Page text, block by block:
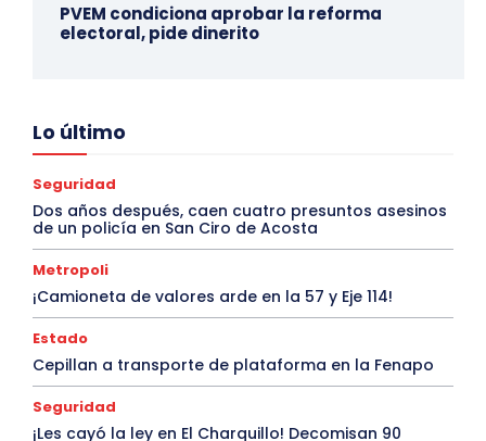
PVEM condiciona aprobar la reforma
electoral, pide dinerito
Lo último
Seguridad
Dos años después, caen cuatro presuntos asesinos
de un policía en San Ciro de Acosta
Metropoli
¡Camioneta de valores arde en la 57 y Eje 114!
Estado
Cepillan a transporte de plataforma en la Fenapo
Seguridad
¡Les cayó la ley en El Charquillo! Decomisan 90